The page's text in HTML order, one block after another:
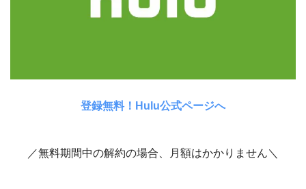
登録無料！Hulu公式ページへ
／無料期間中の解約の場合、月額はかかりません＼